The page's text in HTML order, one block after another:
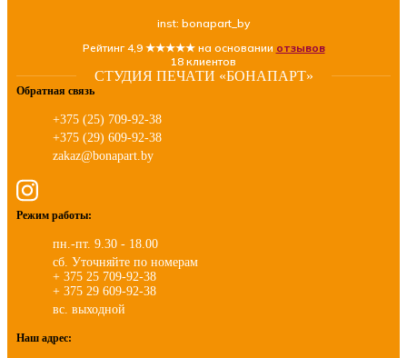
inst: bonapart_by
Рейтинг 4,9 ★★★★★ на основании отзывов
18 клиентов
СТУДИЯ ПЕЧАТИ «БОНАПАРТ»
Обратная связь
+375 (25) 709-92-38
+375 (29) 609-92-38
zakaz@bonapart.by
Режим работы:
пн.-пт. 9.30 - 18.00
сб. Уточняйте по номерам
+ 375 25 709-92-38
+ 375 29 609-92-38
вс. выходной
Наш адрес: